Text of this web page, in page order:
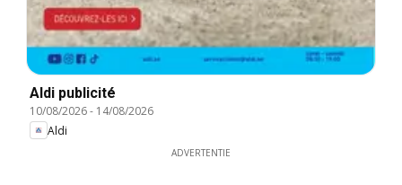
Aldi publicité
10/08/2026- 14/08/2026
Aldi
ADVERTENTIE